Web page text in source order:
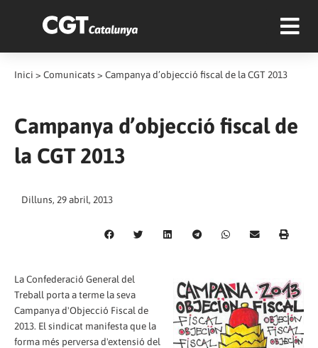
Inici > Comunicats > Campanya d’objecció fiscal de la CGT 2013
Campanya d’objecció fiscal de
la CGT 2013
Dilluns, 29 abril, 2013
La Confederació General del
Treball porta a terme la seva
Campanya d'Objecció Fiscal de
2013. El sindicat manifesta que la
forma més perversa d'extensió del